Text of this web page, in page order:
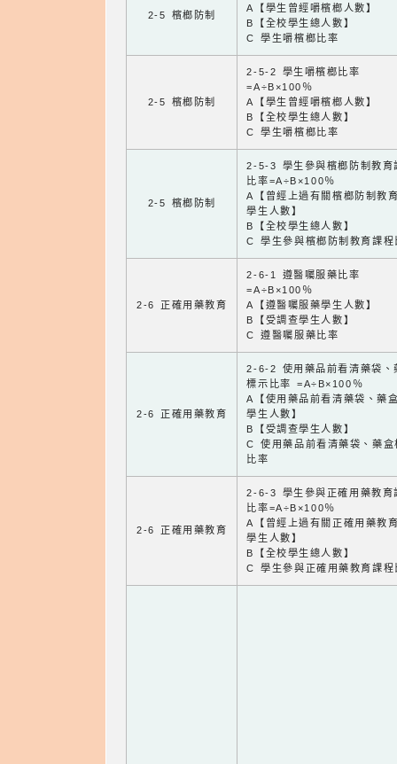
2-5 檳榔防制
A【學生曾經嚼檳榔人數】
B【全校學生總人數】
C 學生嚼檳榔比率
2-5 檳榔防制
2-5-2 學生嚼檳榔比率
=A÷B×100％
A【學生曾經嚼檳榔人數】
B【全校學生總人數】
C 學生嚼檳榔比率
2-5 檳榔防制
2-5-3 學生參與檳榔防制教育
比率=A÷B×100％
A【曾經上過有關檳榔防制教
學生人數】
B【全校學生總人數】
C 學生參與檳榔防制教育課程
2-6 正確用藥教育
2-6-1 遵醫囑服藥比率
=A÷B×100％
A【遵醫囑服藥學生人數】
B【受調查學生人數】
C 遵醫囑服藥比率
2-6 正確用藥教育
2-6-2 使用藥品前看清藥袋、
標示比率 =A÷B×100％
A【使用藥品前看清藥袋、藥
學生人數】
B【受調查學生人數】
C 使用藥品前看清藥袋、藥盒
比率
2-6 正確用藥教育
2-6-3 學生參與正確用藥教育
比率=A÷B×100％
A【曾經上過有關正確用藥教
學生人數】
B【全校學生總人數】
C 學生參與正確用藥教育課程